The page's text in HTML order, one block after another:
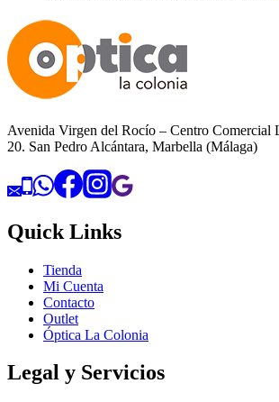
Avenida Virgen del Rocío – Centro Comercial
20. San Pedro Alcántara, Marbella (Málaga)
Quick Links
Tienda
Mi Cuenta
Contacto
Outlet
Óptica La Colonia
Legal y Servicios